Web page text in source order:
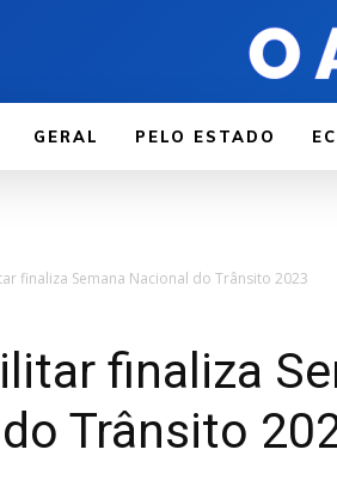
GERAL PELO ESTADO
finaliza Semana Nacional do Trânsito 2023
finaliza
Trânsito